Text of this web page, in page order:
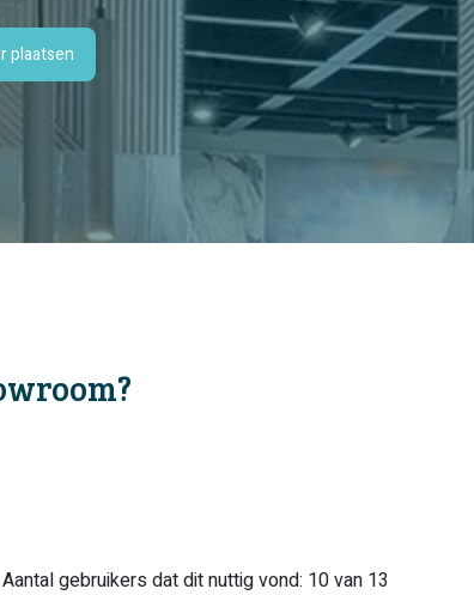
plaatsen
Aantal gebruikers dat dit nuttig vond: 10 van 13